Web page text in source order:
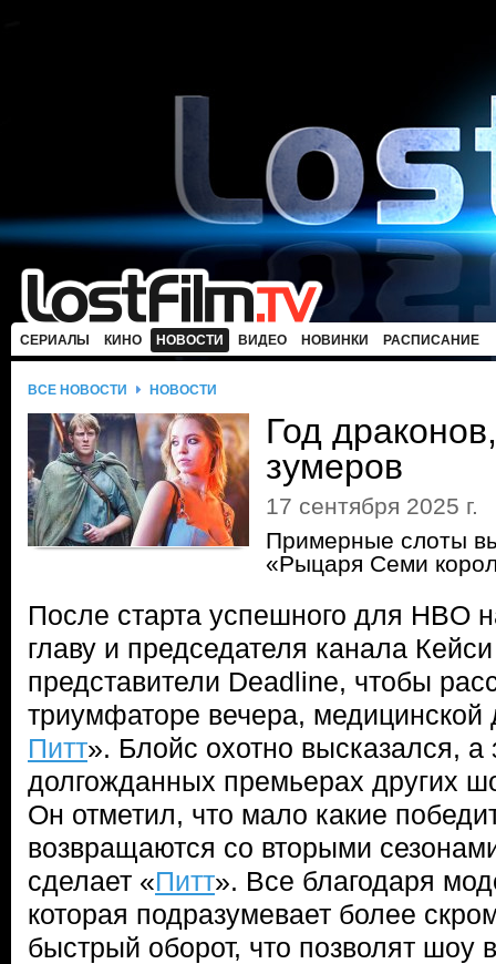
СЕРИАЛЫ КИНО НОВОСТИ ВИДЕО НОВИНКИ РАСПИСАНИЕ
ВСЕ НОВОСТИ НОВОСТИ
Год
зумеров
17 сентября 2025 г.
Примерные слоты
«Рыцаря Семи
После старта успешного для HBO
главу и председателя канала
представители Deadline, чтобы
триумфаторе вечера, медицинской
Питт». Блойс охотно высказался,
долгожданных премьерах других
Он отметил, что мало какие
возвращаются со вторыми
сделает «Питт». Все благодаря
которая подразумевает более
быстрый оборот, что позволят шоу